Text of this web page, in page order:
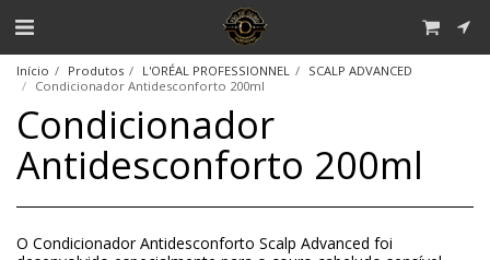
Início Produtos L'ORÉAL PROFESSIONNEL
SCALP ADVANCED
Condicionador Antidesconforto 200ml
Condicionador
Antidesconforto 200ml
O Condicionador Antidesconforto Scalp Advanced foi